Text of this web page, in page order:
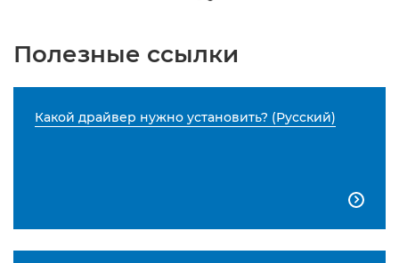
Полезные ссылки
Какой драйвер нужно установить? (Русский)
